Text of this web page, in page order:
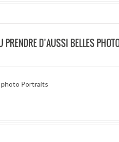
PRENDRE D’AUSSI BELLES
photo Portraits